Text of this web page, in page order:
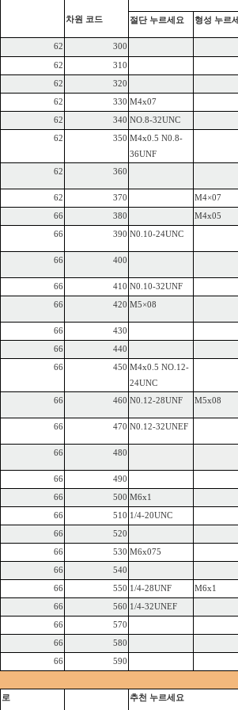
차원 코드 절단 누르세요 형성 누르
62 300
62 310
62 320
62 330 M4x07
62 340 NO.8-32UNC
62 350 M4x0.5 N0.8-
36UNF
62 360
62 370 M4×07
66 380 M4x05
66 390 N0.10-24UNC
66 400
66 410 N0.10-32UNF
66 420 M5×08
66 430
66 440
66 450 M4x0.5 NO.12-
24UNC
66 460 N0.12-28UNF M5x08
66 470 N0.12-32UNEF
66 480
66 490
66 500 M6x1
66 510 1/4-20UNC
66 520
66 530 M6x075
66 540
66 550 1/4-28UNF M6x1
66 560 1/4-32UNEF
66 570
66 580
66 590
로 추천 누르세요